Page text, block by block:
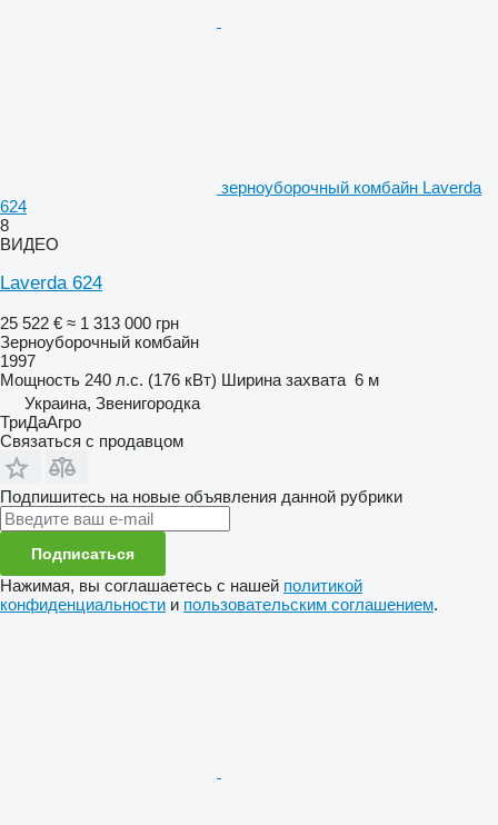
зерноуборочный комбайн Laverda
624
8
ВИДЕО
Laverda 624
25 522 € ≈ 1 313 000 грн
Зерноуборочный комбайн
1997
Мощность 240 л.с. (176 кВт) Ширина захвата 6 м
Украина, Звенигородка
ТриДаАгро
Связаться с продавцом
Подпишитесь на новые объявления данной рубрики
Подписаться
Нажимая, вы соглашаетесь с нашей политикой
конфиденциальности и пользовательским соглашением.